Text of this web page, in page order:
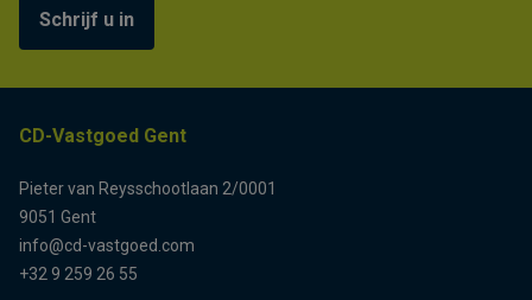
Schrijf u in
CD-Vastgoed Gent
Pieter van Reysschootlaan 2/0001
9051 Gent
info@cd-vastgoed.com
+32 9 259 26 55